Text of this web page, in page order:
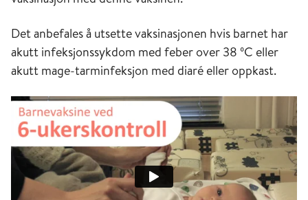
Det anbefales å utsette vaksinasjonen hvis barnet har
akutt infeksjonssykdom med feber over 38 ºC eller
akutt mage-tarminfeksjon med diaré eller oppkast.